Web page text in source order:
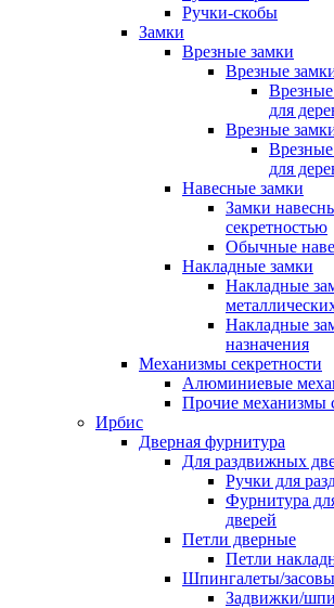
Ручки-скобы
Замки
Врезные замки
Врезные
Врезные
для
Врезные
для
Навесные замки
Замки
секретностью
Обычные
Накладные замки
Накладные
Накладные
назначения
Механизмы секретности
Алюминиевые
Прочие механизмы
Ирбис
Дверная фурнитура
Для раздвижных
Ручки для
Фурнитура
дверей
Петли дверные
Петли
Шпингалеты/
Задвижки/